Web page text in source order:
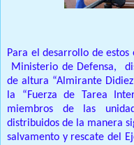
Para el desarrollo de
Ministerio de Defensa,
de altura “Almirante
la “Fuerza de Tarea
miembros de las
distribuidos de la manera
salvamento y rescate del